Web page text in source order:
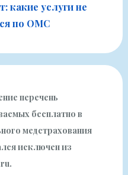
какие услуги не
по ОМС
перечень
бесплатно в
медстрахования
исключен из